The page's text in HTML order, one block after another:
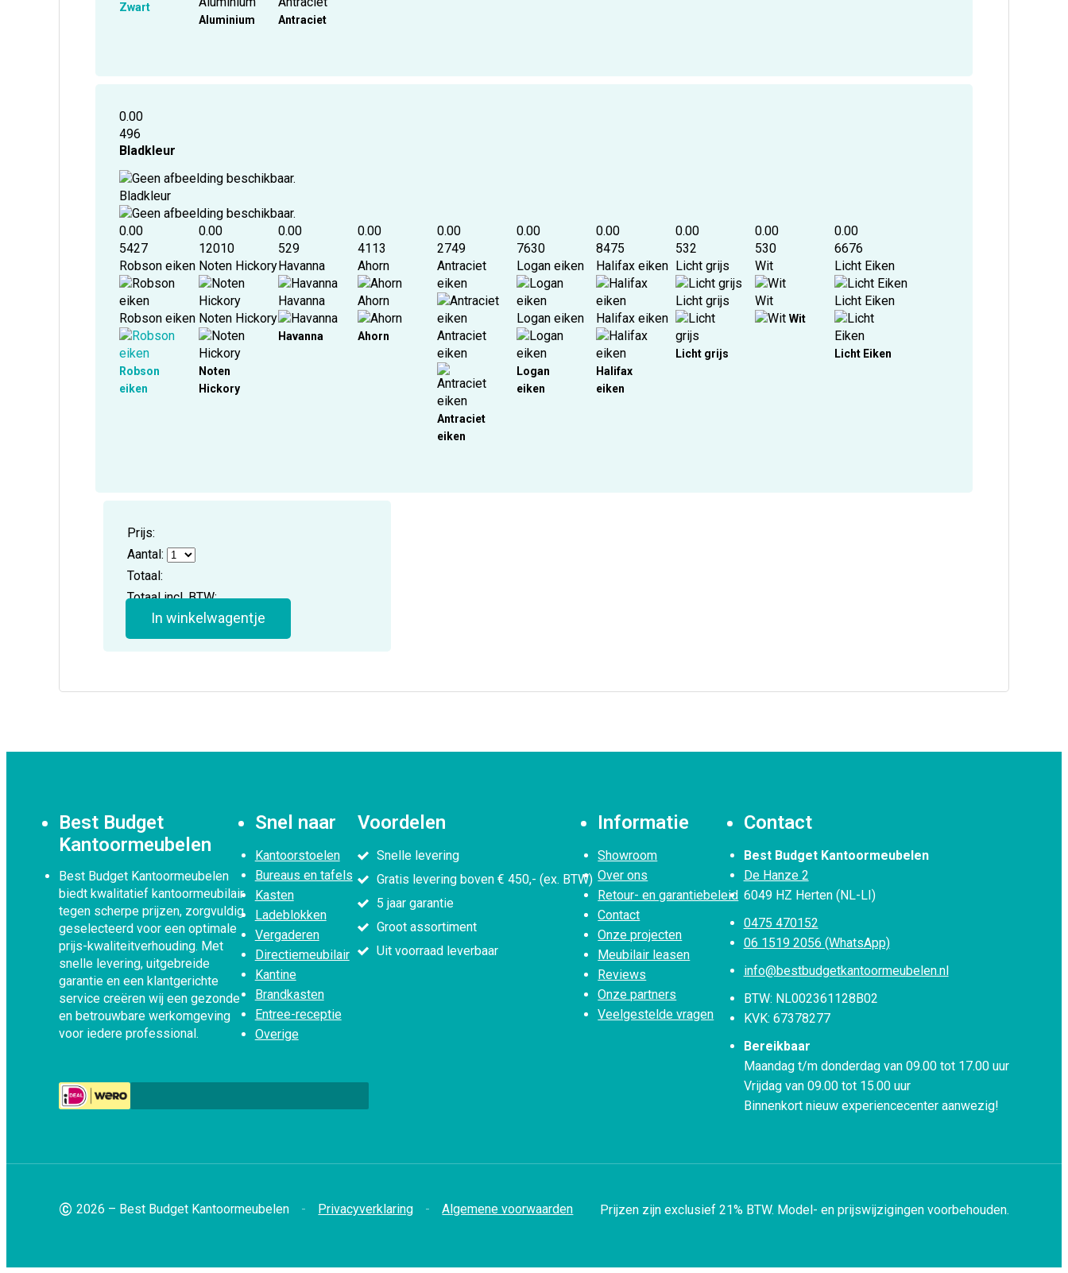
Zwart
Aluminium Antraciet
0.00
496
Bladkleur
Bladkleur
0.00
5427
Robson eiken
Robson eiken
Robson
eiken
0.00
12010
Noten Hickory
Noten Hickory
Noten
Hickory
0.00
529
Havanna
Havanna
Havanna
0.00
4113
Ahorn
Ahorn
Ahorn
0.00
2749
Antraciet
eiken
Antraciet
eiken
Antraciet
eiken
0.00
7630
Logan eiken
Logan eiken
Logan
eiken
0.00
8475
Halifax eiken
Halifax eiken
Halifax
eiken
0.00
532
Licht grijs
Licht grijs
Licht grijs
0.00
530
Wit
Wit
Wit
0.00
6676
Licht Eiken
Licht Eiken
Licht Eiken
Prijs:
Aantal:
Totaal:
Totaal incl. BTW:
In winkelwagentje
Best Budget
Kantoormeubelen
Best Budget Kantoormeubelen
biedt kwalitatief kantoormeubilair
tegen scherpe prijzen, zorgvuldig
geselecteerd voor een optimale
prijs-kwaliteitverhouding. Met
snelle levering, uitgebreide
garantie en een klantgerichte
service creëren wij een gezonde
en betrouwbare werkomgeving
voor iedere professional.
Snel naar
Kantoorstoelen
Bureaus en tafels
Kasten
Ladeblokken
Vergaderen
Directiemeubilair
Kantine
Brandkasten
Entree-receptie
Overige
Voordelen
Snelle levering
Gratis levering boven € 450,- (ex. BTW)
5 jaar garantie
Groot assortiment
Uit voorraad leverbaar
Informatie
Showroom
Over ons
Retour- en garantiebeleid
Contact
Onze projecten
Meubilair leasen
Reviews
Onze partners
Veelgestelde vragen
Contact
Best Budget Kantoormeubelen
De Hanze 2
6049 HZ Herten (NL-LI)
0475 470152
06 1519 2056 (WhatsApp)
info@bestbudgetkantoormeubelen.nl
BTW: NL002361128B02
KVK: 67378277
Bereikbaar
Maandag t/m donderdag van 09.00 tot 17.00 uur
Vrijdag van 09.00 tot 15.00 uur
Binnenkort nieuw experiencecenter aanwezig!
© 2026 – Best Budget Kantoormeubelen Privacyverklaring Algemene voorwaarden Prijzen zijn exclusief 21% BTW. Model- en prijswijzigingen voorbehouden.